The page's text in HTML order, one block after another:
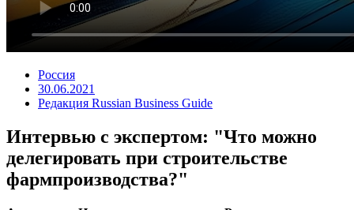
Россия
30.06.2021
Редакция Russian Business Guide
Интервью с экспертом: "Что можно
делегировать при строительстве
фармпроизводства?"